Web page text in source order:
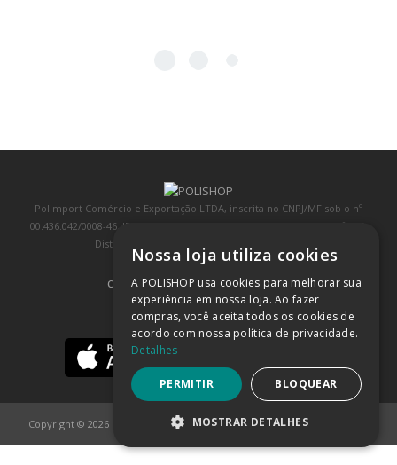
Polimport Comércio e Exportação LTDA, inscrita no CNPJ/MF sob o nº
00.436.042/0008-46, IE 407.458.707.103, com sede na Rua Kanebo, nº 175,
Distrito Industrial, Jundiaí/SP, CEP: 13213-090
COMPRA 100% SEGURA (SAIBA MAIS)
BAIXE NOSSO APP
Copyright © 2026
Nossa loja utiliza cookies
A POLISHOP usa cookies para melhorar sua
experiência em nossa loja. Ao fazer
compras, você aceita todos os cookies de
acordo com nossa política de privacidade.
Detalhes
PERMITIR BLOQUEAR
MOSTRAR DETALHES
ESTRITAMENTE NECESSÁRIOS